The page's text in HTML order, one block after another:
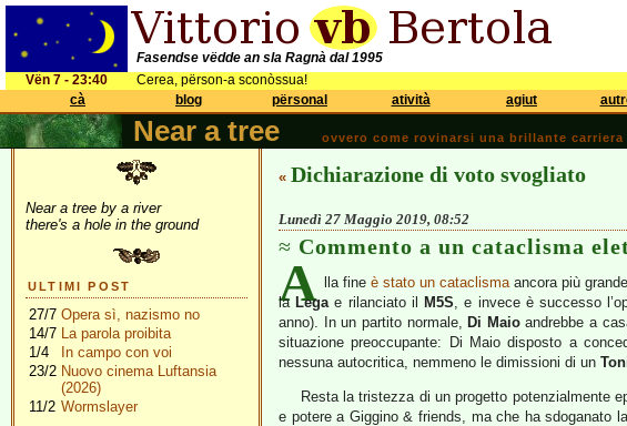
Fasendse vëdde an sla Ragnà dal 1995
Vën 7 - 23:40
Cerea, përson-a sconòssua!
cà
blog përsonal atività agiut
Near a tree ovvero come rovinarsi una brillante
Near a tree by a river
there's a hole in the ground
ULTIMI POST
27/7 Opera sì, nazismo no
14/7 La parola proibita
1/4
In campo con voi
23/2 Nuovo cinema Luftansia
(2026)
11/2 Wormslayer
« Dichiarazione di voto svogliato
Lunedì 27 Maggio 2019, 08:52
Commento a un cataclisma
A lla fine è stato un cataclismaancora più
la Legae rilanciato il M5S, e invece è successo
anno). In un partito normale, Di Maioandrebbe a
situazione preoccupante: Di Maio disposto a
nessuna autocritica, nemmeno le dimissioni di un
Resta la tristezza di un progetto potenzialmente
e potere a Giggino & friends, ma che ha sdoganato